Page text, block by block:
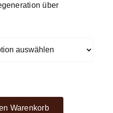
über
Warenkorb